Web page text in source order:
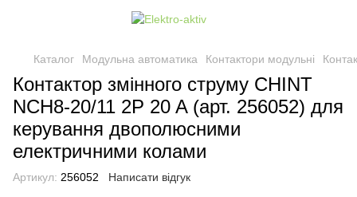
Каталог Модульна автоматика Контактори модульні
Контактор змінного струму CHINT
NCH8-20/11 2P 20 A (арт. 256052) для
керування двополюсними
електричними колами
Артикул: 256052 Написати відгук